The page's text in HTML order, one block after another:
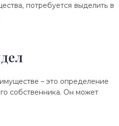
потребуется выделить в
– это определение
собственника. Он может